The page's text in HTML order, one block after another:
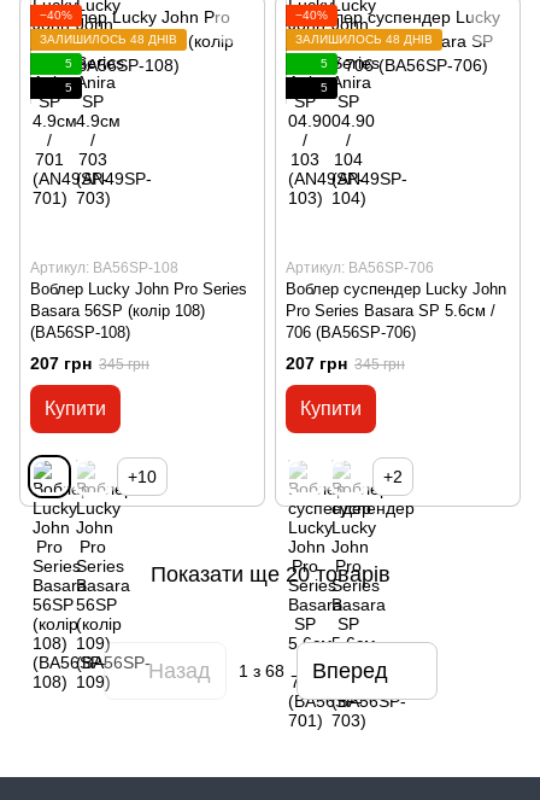
−40%
ЗАЛИШИЛОСЬ 48 ДНІВ
5
5
Артикул: BA56SP-108
Воблер Lucky John Pro Series
Basara 56SP (колір 108)
(BA56SP-108)
207 грн 345 грн
Купити
+10
−40%
ЗАЛИШИЛОСЬ 48 ДНІВ
5
5
Артикул: BA56SP-706
Воблер суспендер Lucky John
Pro Series Basara SP 5.6см /
706 (BA56SP-706)
207 грн 345 грн
Купити
+2
Показати ще 20 товарів
Назад 1 з 68 Вперед